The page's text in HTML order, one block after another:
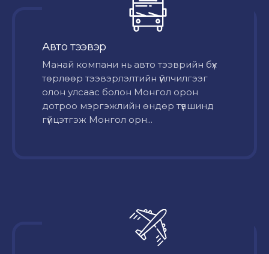
Авто тээвэр
Mанай компани нь авто тээврийн бүх
төрлөөр тээвэрлэлтийн үйлчилгээг
олон улсаас болон Монгол орон
дотроо мэргэжлийн өндөр түвшинд
гүйцэтгэж Монгол орн...